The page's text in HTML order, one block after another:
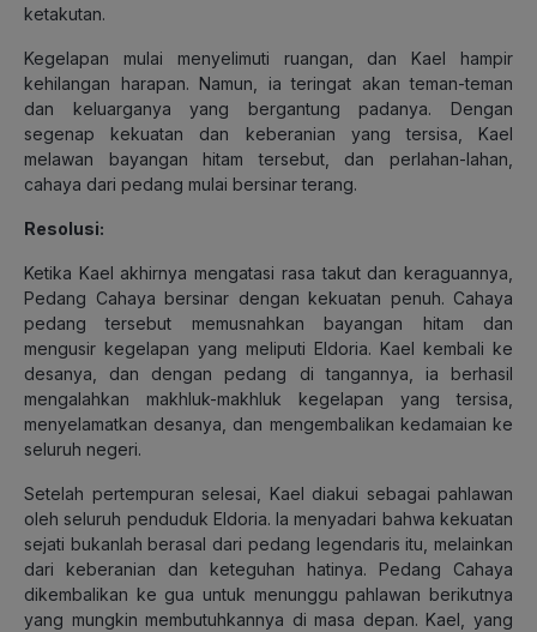
ketakutan.
Kegelapan mulai menyelimuti ruangan, dan Kael hampir
kehilangan harapan. Namun, ia teringat akan teman-teman
dan keluarganya yang bergantung padanya. Dengan
segenap kekuatan dan keberanian yang tersisa, Kael
melawan bayangan hitam tersebut, dan perlahan-lahan,
cahaya dari pedang mulai bersinar terang.
Resolusi:
Ketika Kael akhirnya mengatasi rasa takut dan keraguannya,
Pedang Cahaya bersinar dengan kekuatan penuh. Cahaya
pedang tersebut memusnahkan bayangan hitam dan
mengusir kegelapan yang meliputi Eldoria. Kael kembali ke
desanya, dan dengan pedang di tangannya, ia berhasil
mengalahkan makhluk-makhluk kegelapan yang tersisa,
menyelamatkan desanya, dan mengembalikan kedamaian ke
seluruh negeri.
Setelah pertempuran selesai, Kael diakui sebagai pahlawan
oleh seluruh penduduk Eldoria. Ia menyadari bahwa kekuatan
sejati bukanlah berasal dari pedang legendaris itu, melainkan
dari keberanian dan keteguhan hatinya. Pedang Cahaya
dikembalikan ke gua untuk menunggu pahlawan berikutnya
yang mungkin membutuhkannya di masa depan. Kael, yang